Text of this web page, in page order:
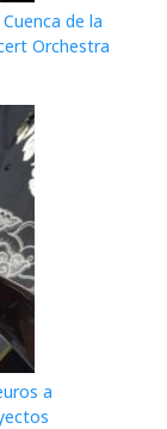
de la
Orchestra
a